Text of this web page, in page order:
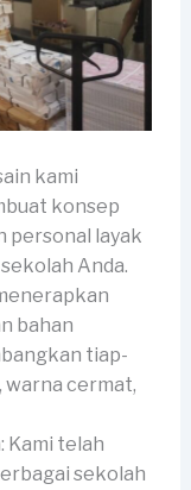
kami
konsep
personal layak
Anda.
bahan
tiap-
cermat,
Kami telah
sekolah